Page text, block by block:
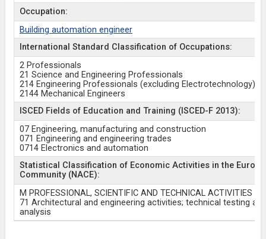
Occupation:
Building automation engineer
International Standard Classification of Occupations:
2 Professionals
21 Science and Engineering Professionals
214 Engineering Professionals (excluding Electrotechnology)
2144 Mechanical Engineers
ISCED Fields of Education and Training (ISCED-F 2013):
07 Engineering, manufacturing and construction
071 Engineering and engineering trades
0714 Electronics and automation
Statistical Classification of Economic Activities in the
Community (NACE):
M PROFESSIONAL, SCIENTIFIC AND TECHNICAL ACTIVITIES
71 Architectural and engineering activities; technical testing and
analysis